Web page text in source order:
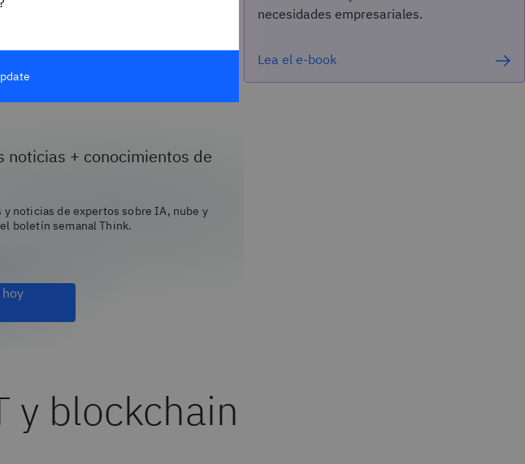
de transacciones compartidas a
sus Business Partners compartir y
de un control ni una gestión
disputas y generar confianza
noticias + conocimientos de
y noticias de expertos sobre IA, nube y
boletín semanal Think.
y blockchain
necesidades empresariales.
Lea el e-book